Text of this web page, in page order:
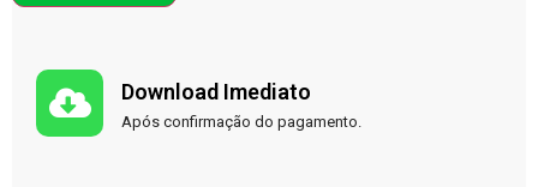
Download Imediato
Após confirmação do pagamento.